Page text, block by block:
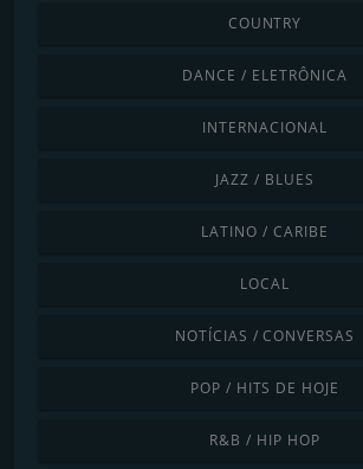
COUNTRY
DANCE / ELETRÔNICA
INTERNACIONAL
JAZZ / BLUES
LATINO / CARIBE
LOCAL
NOTÍCIAS / CONVERSAS
POP / HITS DE HOJE
R&B / HIP HOP